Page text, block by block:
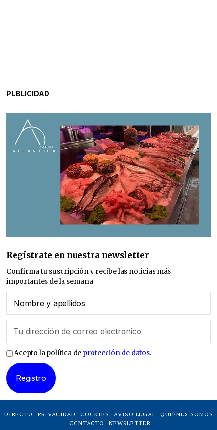
PUBLICIDAD
Regístrate en nuestra newsletter
Confirma tu suscripción y recibe las noticias más
importantes de la semana
Acepto la política de protección de datos.
DIRECTO PRIVACIDAD COOKIES AVISO LEGAL
QUIÉNES SOMOS
CONTACTO
NEWSLETTER